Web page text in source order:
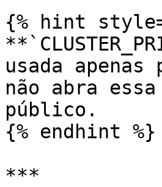
{% hint
usada
não abra
público.
{% endhint %}
***